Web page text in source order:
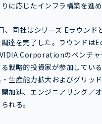
に応じたインフラ構築を進め
、同社はシリーズ Eラウンド
調達を完了した。ラウンド
Corporationのベンチ
戦略的投資家が参加してい
生産能力拡大およびグリッ
加速、エンジニアリング／
れる。